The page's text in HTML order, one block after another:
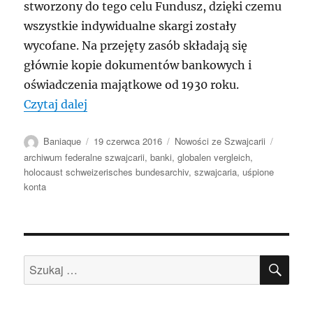
stworzony do tego celu Fundusz, dzięki czemu
wszystkie indywidualne skargi zostały
wycofane. Na przejęty zasób składają się
głównie kopie dokumentów bankowych i
oświadczenia majątkowe od 1930 roku.
Czytaj dalej
Autor
Baniaque
Data
publikacji
19 czerwca 2016 Kategorie
Nowości ze Szwajcarii
archiwum federalne szwajcarii,banki,globalen vergleich,
holocaust schweizerisches bundesarchiv,szwajcaria, uśpione
konta
Szukaj: